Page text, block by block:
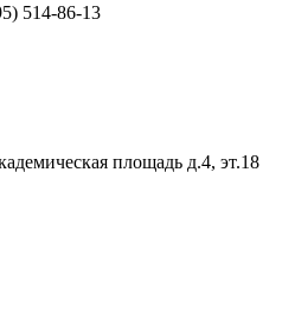
514-86-13
площадь д.4, эт.18